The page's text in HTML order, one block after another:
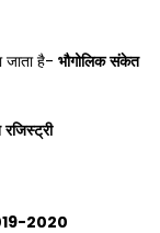
जाता है- भौगोलिक संकेत
रजिस्ट्री
2020